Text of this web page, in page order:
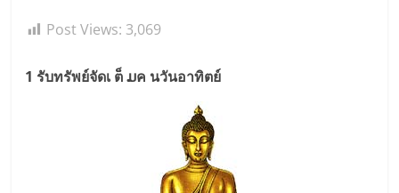
Post Views: 3,069
1 รับทรัพย์จัดเ ต็ ມค นวันอาทิตย์